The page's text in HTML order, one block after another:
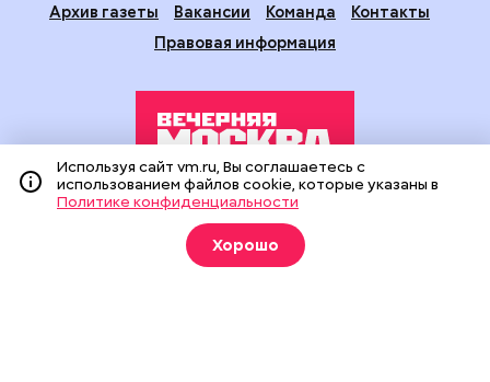
Архив газеты
Вакансии Команда
Контакты
Правовая информация
Издание создано при финансовой поддержке Департамента
средств массовой информации и рекламы города Москвы.
На сайте применяются рекомендательные технологии
(информационные технологии предоставления информации
Используя сайт vm.ru, Вы соглашаетесь с
использованием файлов cookie, которые указаны в
Политике конфиденциальности
Хорошо